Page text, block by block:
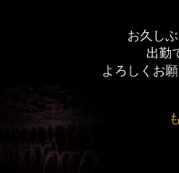
お久しぶ
出勤
よろしくお